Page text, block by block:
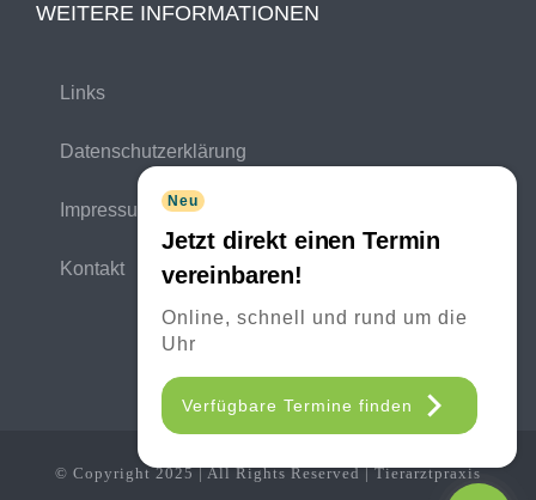
Neu
Jetzt direkt einen Termin
vereinbaren!
Online, schnell und rund um die
Uhr
Verfügbare Termine finden
WEITERE INFORMATIONEN
Links
Datenschutzerklärung
Impressum
Kontakt
© Copyright 2025 | All Rights Reserved | Tierarztpraxis